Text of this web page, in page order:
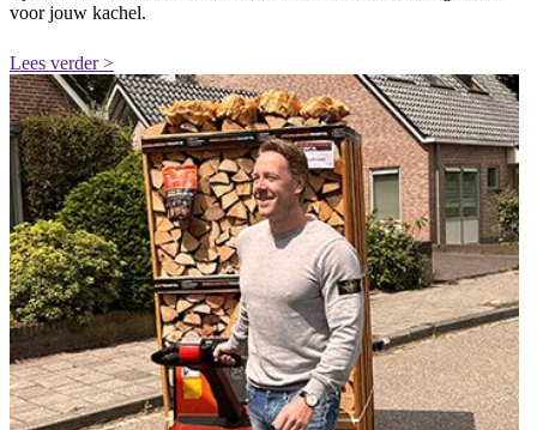
voor jouw kachel.
Lees verder >